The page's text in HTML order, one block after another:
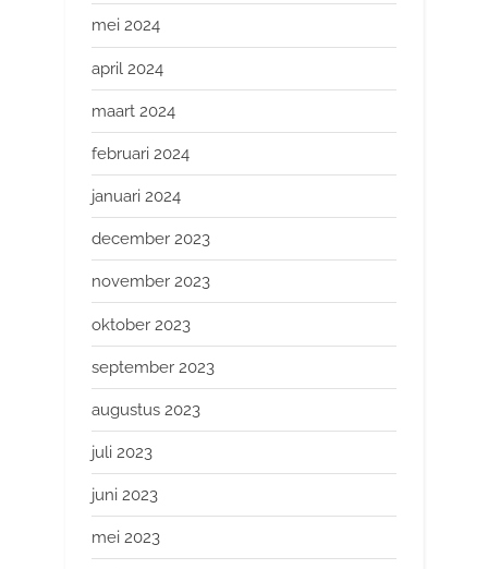
mei 2024
april 2024
maart 2024
februari 2024
januari 2024
december 2023
november 2023
oktober 2023
september 2023
augustus 2023
juli 2023
juni 2023
mei 2023